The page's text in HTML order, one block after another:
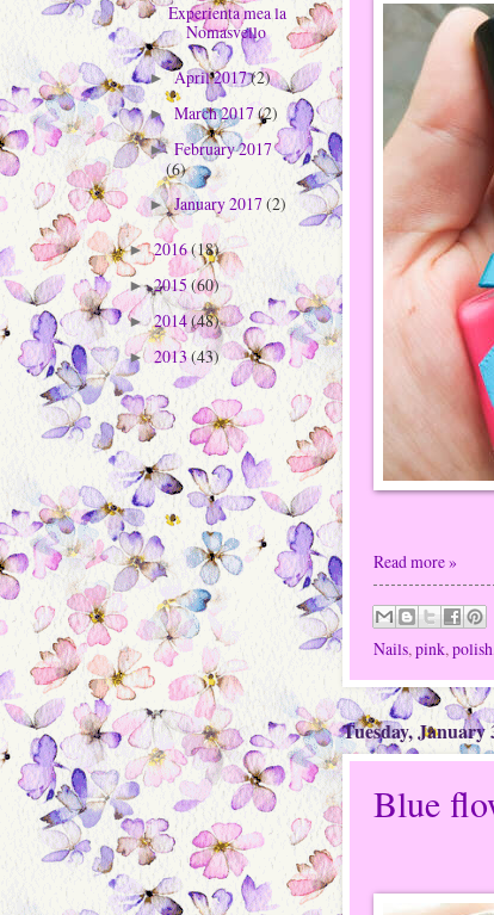
Read more »
Nails,pink,polish
Tuesday, January
Blue
Experienta mea la
Nomasvello
►April 2017(2)
► March 2017(2)
► February 2017
(6)
►January 2017(2)
►2016(18)
►2015 (60)
►2014(48)
►2013(43)